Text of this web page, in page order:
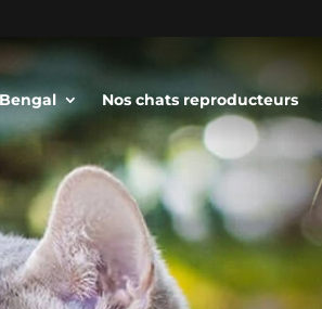
Nos chats reproducteurs